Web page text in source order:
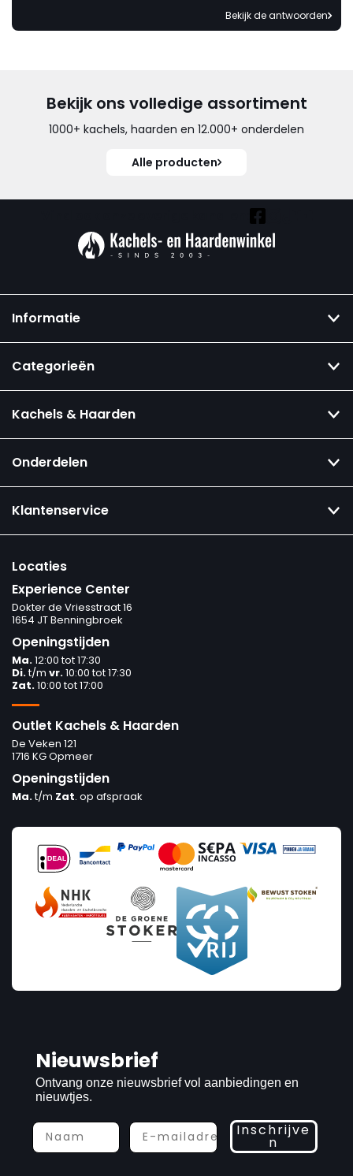
Bekijk de antwoorden
Bekijk ons volledige assortiment
1000+ kachels, haarden en 12.000+ onderdelen
Alle producten
Informatie
Categorieën
Kachels & Haarden
Onderdelen
Klantenservice
Locaties
Experience Center
Dokter de Vriesstraat 16
1654 JT Benningbroek
Openingstijden
Ma.12:00 tot 17:30
Di.t/m vr.10:00 tot 17:30
Zat.10:00 tot 17:00
Outlet Kachels & Haarden
De Veken 121
1716 KG Opmeer
Openingstijden
Ma.t/m Zat. op afspraak
Nieuwsbrief
Ontvang onze nieuwsbrief vol aanbiedingen en
nieuwtjes.
Inschrijve
n